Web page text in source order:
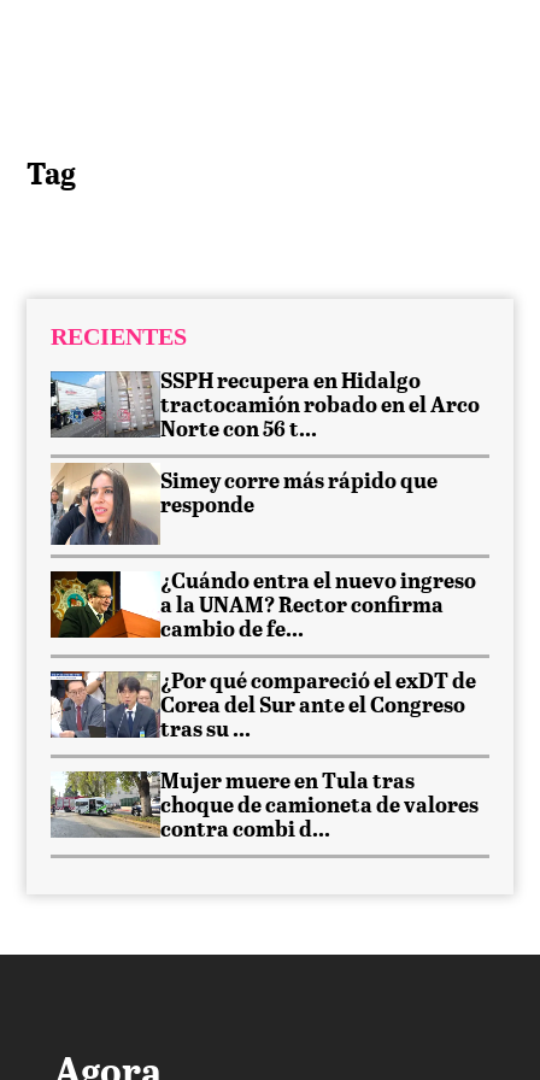
Tag
RECIENTES
SSPH recupera en Hidalgo
tractocamión robado en el Arco
Norte con 56 t...
Simey corre más rápido que
responde
¿Cuándo entra el nuevo ingreso
a la UNAM? Rector confirma
cambio de fe...
¿Por qué compareció el exDT de
Corea del Sur ante el Congreso
tras su ...
Mujer muere en Tula tras
choque de camioneta de valores
contra combi d...